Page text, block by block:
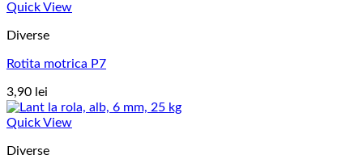
Quick View
Diverse
Rotita motrica P7
3,90 lei
Quick View
Diverse